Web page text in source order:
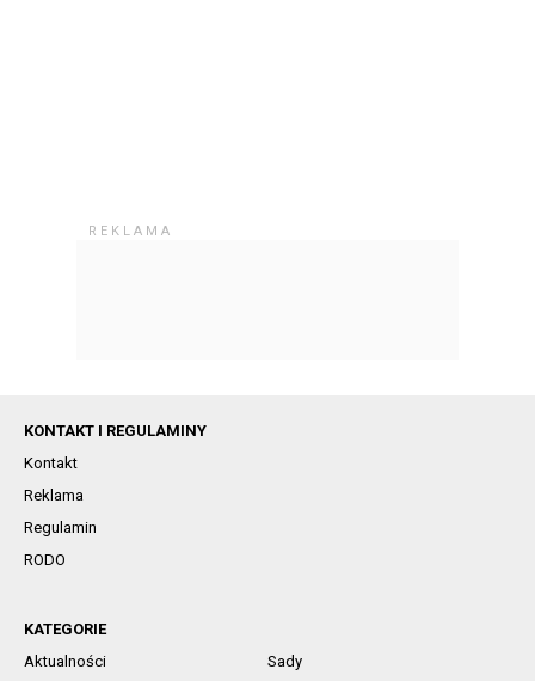
KONTAKT I REGULAMINY
Kontakt
Reklama
Regulamin
RODO
KATEGORIE
Aktualności
Sady